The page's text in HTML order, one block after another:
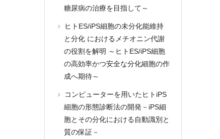
糖尿病の治療を目指して～
ヒトES/iPS細胞の未分化能維持
と分化 におけるメチオニン代謝
の役割を解明 ～ヒトES/iPS細胞
の高効率かつ安全な分化細胞の作
成へ期待～
コンピューターを用いたヒトiPS
細胞の形態診断法の開発－iPS細
胞とその分化における自動識別と
質の保証－